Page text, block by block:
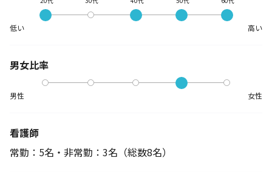
低い 高い
男女比率
男性 女性
看護師
常勤：5名・非常勤：3名 （総数8名）